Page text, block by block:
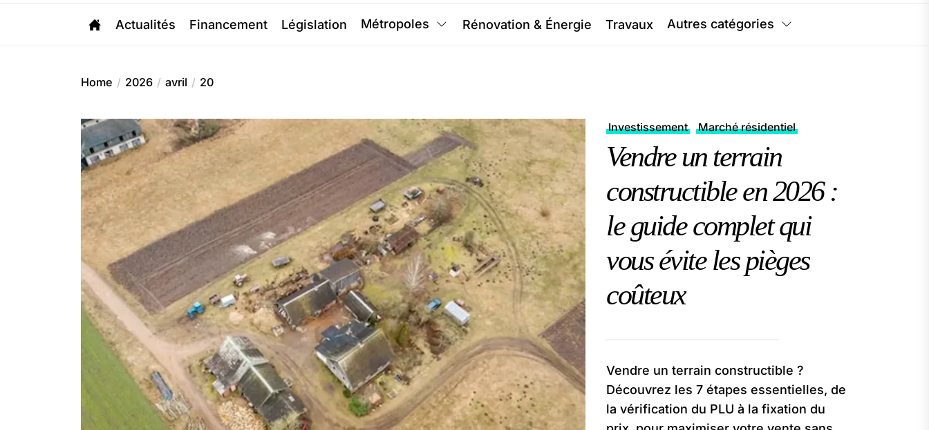
Actualités Financement Législation Métropoles Rénovation & Énergie Travaux Autres catégories
Home 2026 avril 20
Investissement Marché résidentiel
Vendre un terrain
constructible en 2026 :
le guide complet qui
vous évite les pièges
coûteux
Vendre un terrain constructible ?
Découvrez les 7 étapes essentielles, de
la vérification du PLU à la fixation du